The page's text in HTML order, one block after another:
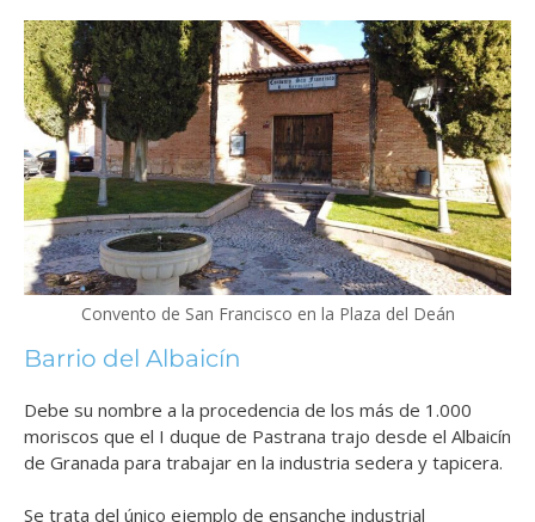
Convento de San Francisco en la Plaza del Deán
Barrio del Albaicín
Debe su nombre a la procedencia de los más de 1.000
moriscos que el I duque de Pastrana trajo desde el Albaicín
de Granada para trabajar en la industria sedera y tapicera.
Se trata del único ejemplo de ensanche industrial